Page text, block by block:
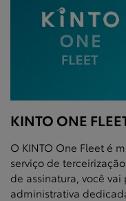
KINTO ONE
O KINTO One Fleet é
serviço de
de assinatura, você
administrativa